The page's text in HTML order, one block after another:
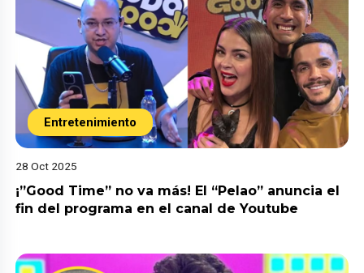
Entretenimiento
28 Oct 2025
¡”Good Time” no va más! El “Pelao” anuncia el
fin del programa en el canal de Youtube